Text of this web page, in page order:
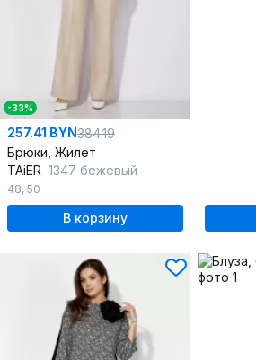
-33%
257.41 BYN384.19
Брюки, Жилет
TAiER 1347 бежевый
48, 50
В корзину